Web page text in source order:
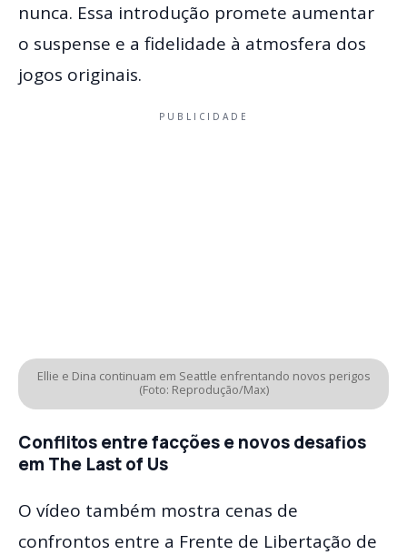
nunca. Essa introdução promete aumentar
o suspense e a fidelidade à atmosfera dos
jogos originais.
PUBLICIDADE
Ellie e Dina continuam em Seattle enfrentando novos perigos
(Foto: Reprodução/Max)
Conflitos entre facções e novos desafios
em The Last of Us
O vídeo também mostra cenas de
confrontos entre a Frente de Libertação de